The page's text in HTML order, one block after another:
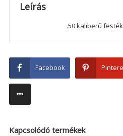
Leírás
.50 kaliberű
Facebook
Kapcsolódó termékek